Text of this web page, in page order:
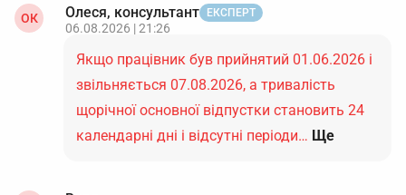
ОК Олеся, консультант ЕКСПЕРТ
06.08.2026 | 21:26
Якщо працівник був прийнятий 01.06.2026 і
звільняється 07.08.2026, а тривалість
щорічної основної відпустки становить 24
календарні дні і відсутні періоди… Ще